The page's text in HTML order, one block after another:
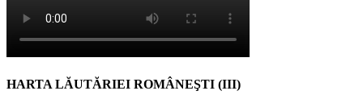
HARTA LĂUTĂRIEI ROMÂNEŞTI (III)